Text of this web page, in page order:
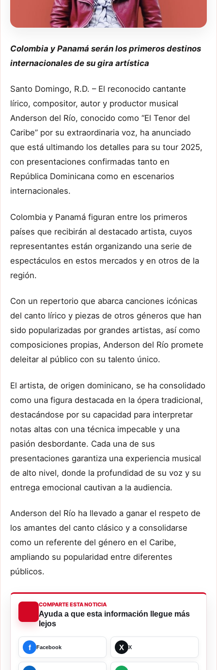
Colombia y Panamá serán los primeros destinos
internacionales de su gira artística
Santo Domingo, R.D. – El reconocido cantante
lírico, compositor, autor y productor musical
Anderson del Río, conocido como “El Tenor del
Caribe” por su extraordinaria voz, ha anunciado
que está ultimando los detalles para su tour 2025,
con presentaciones confirmadas tanto en
República Dominicana como en escenarios
internacionales.
Colombia y Panamá figuran entre los primeros
países que recibirán al destacado artista, cuyos
representantes están organizando una serie de
espectáculos en estos mercados y en otros de la
región.
Con un repertorio que abarca canciones icónicas
del canto lírico y piezas de otros géneros que han
sido popularizadas por grandes artistas, así como
composiciones propias, Anderson del Río promete
deleitar al público con su talento único.
El artista, de origen dominicano, se ha consolidado
como una figura destacada en la ópera tradicional,
destacándose por su capacidad para interpretar
notas altas con una técnica impecable y una
pasión desbordante. Cada una de sus
presentaciones garantiza una experiencia musical
de alto nivel, donde la profundidad de su voz y su
entrega emocional cautivan a la audiencia.
Anderson del Río ha llevado a ganar el respeto de
los amantes del canto clásico y a consolidarse
como un referente del género en el Caribe,
ampliando su popularidad entre diferentes
públicos.
COMPARTE ESTA NOTICIA
Ayuda a que esta información llegue más
lejos
f Facebook X X